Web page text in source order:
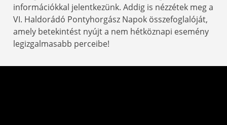
információkkal jelentkezünk. Addig is nézzétek meg a
VI. Haldorádó Pontyhorgász Napok összefoglalóját,
amely betekintést nyújt a nem hétköznapi esemény
legizgalmasabb perceibe!